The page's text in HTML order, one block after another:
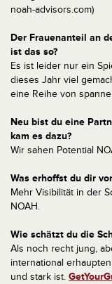
noah-advisors.com)
Der Frauenanteil an
ist das so?
Es ist leider nur ein
dieses Jahr viel
eine Reihe von
Neu bist du eine
kam es dazu?
Wir sahen Potential
Was erhoffst du dir
Mehr Visibilität in der
NOAH.
Wie schätzt du die
Als noch recht jung,
international
und stark ist.